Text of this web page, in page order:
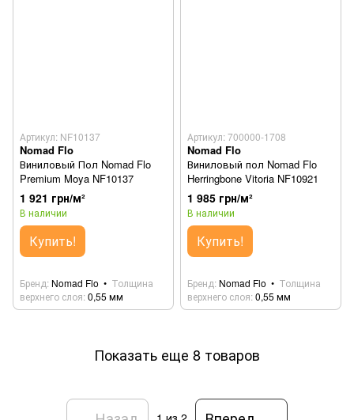
Артикул: NF10137
Nomad Flo
Виниловый Пол Nomad Flo
Premium Moya NF10137
1 921 грн/м²
В наличии
Купить!
Бренд Nomad Flo
Толщина
верхнего слоя 0,55 мм
Артикул: 700000-1708
Nomad Flo
Виниловый пол Nomad Flo
Herringbone Vitoria NF10921
1 985 грн/м²
В наличии
Купить!
Бренд Nomad Flo
Толщина
верхнего слоя 0,55 мм
Показать еще 8 товаров